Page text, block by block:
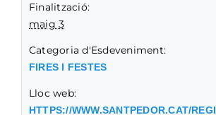
Finalització:
maig 3
Categoria d'Esdeveniment:
FIRES I FESTES
Lloc web:
HTTPS://WWW.SANTPEDOR.CAT/